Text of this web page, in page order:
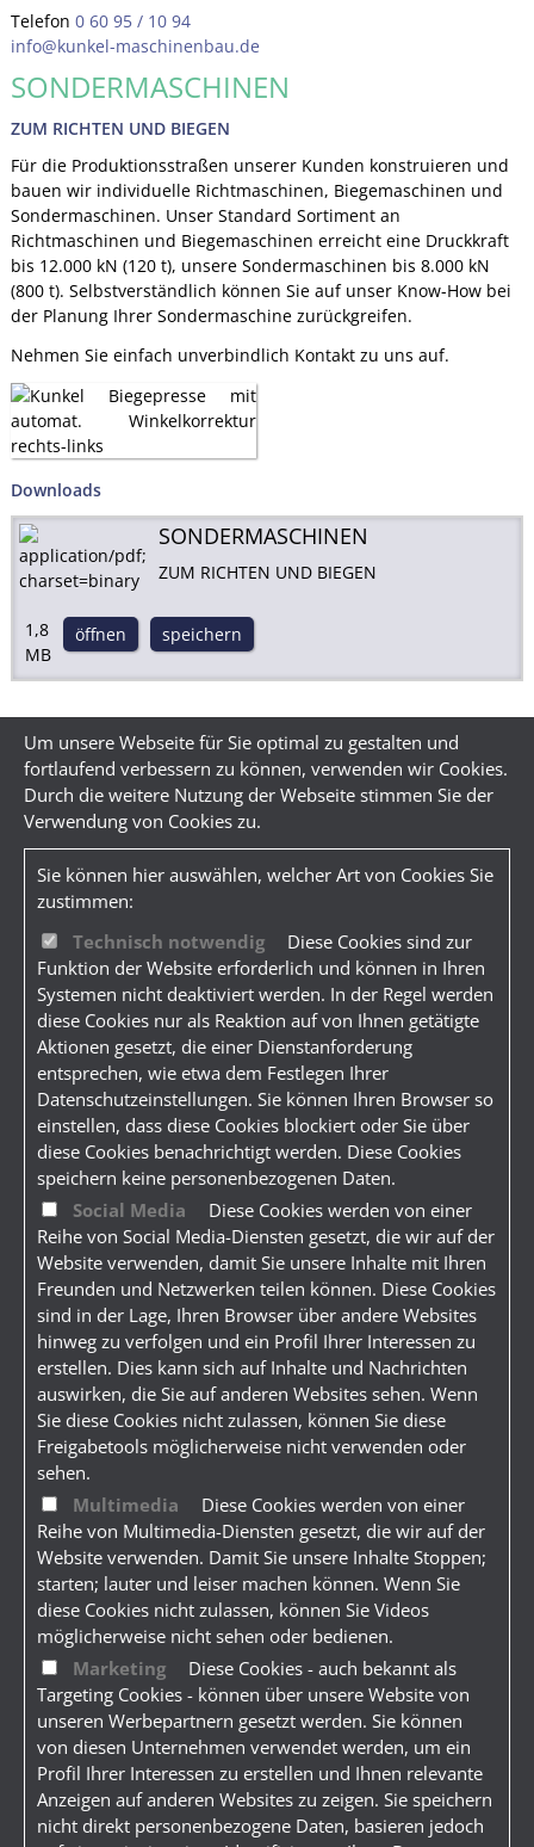
Telefon 0 60 95 / 10 94
info@kunkel-maschinenbau.de
SONDERMASCHINEN
ZUM RICHTEN UND BIEGEN
Für die Produktionsstraßen unserer Kunden konstruieren und
bauen wir individuelle Richtmaschinen, Biegemaschinen und
Sondermaschinen. Unser Standard Sortiment an
Richtmaschinen und Biegemaschinen erreicht eine Druckkraft
bis 12.000 kN (120 t), unsere Sondermaschinen bis 8.000 kN
(800 t). Selbstverständlich können Sie auf unser Know-How bei
der Planung Ihrer Sondermaschine zurückgreifen.
Nehmen Sie einfach unverbindlich Kontakt zu uns auf.
Downloads
SONDERMASCHINEN
ZUM RICHTEN UND BIEGEN
1,8
MB
öffnen speichern
Um unsere Webseite für Sie optimal zu gestalten und
fortlaufend verbessern zu können, verwenden wir Cookies.
Durch die weitere Nutzung der Webseite stimmen Sie der
Verwendung von Cookies zu.
Sie können hier auswählen, welcher Art von Cookies Sie
zustimmen:
Technisch notwendig
Diese Cookies sind zur
Funktion der Website erforderlich und können in Ihren
Systemen nicht deaktiviert werden. In der Regel werden
diese Cookies nur als Reaktion auf von Ihnen getätigte
Aktionen gesetzt, die einer Dienstanforderung
entsprechen, wie etwa dem Festlegen Ihrer
Datenschutzeinstellungen. Sie können Ihren Browser so
einstellen, dass diese Cookies blockiert oder Sie über
diese Cookies benachrichtigt werden. Diese Cookies
speichern keine personenbezogenen Daten.
Social Media
Diese Cookies werden von einer
Reihe von Social Media-Diensten gesetzt, die wir auf der
Website verwenden, damit Sie unsere Inhalte mit Ihren
Freunden und Netzwerken teilen können. Diese Cookies
sind in der Lage, Ihren Browser über andere Websites
hinweg zu verfolgen und ein Profil Ihrer Interessen zu
erstellen. Dies kann sich auf Inhalte und Nachrichten
auswirken, die Sie auf anderen Websites sehen. Wenn
Sie diese Cookies nicht zulassen, können Sie diese
Freigabetools möglicherweise nicht verwenden oder
sehen.
Multimedia
Diese Cookies werden von einer
Reihe von Multimedia-Diensten gesetzt, die wir auf der
Website verwenden. Damit Sie unsere Inhalte Stoppen;
starten; lauter und leiser machen können. Wenn Sie
diese Cookies nicht zulassen, können Sie Videos
möglicherweise nicht sehen oder bedienen.
Marketing
Diese Cookies - auch bekannt als
Targeting Cookies - können über unsere Website von
unseren Werbepartnern gesetzt werden. Sie können
von diesen Unternehmen verwendet werden, um ein
Profil Ihrer Interessen zu erstellen und Ihnen relevante
Anzeigen auf anderen Websites zu zeigen. Sie speichern
nicht direkt personenbezogene Daten, basieren jedoch